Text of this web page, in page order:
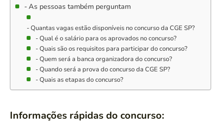
As pessoas também perguntam
Quantas vagas estão disponíveis no concurso da CGE SP?
Qual é o salário para os aprovados no concurso?
Quais são os requisitos para participar do concurso?
Quem será a banca organizadora do concurso?
Quando será a prova do concurso da CGE SP?
Quais as etapas do concurso?
Informações rápidas do concurso: